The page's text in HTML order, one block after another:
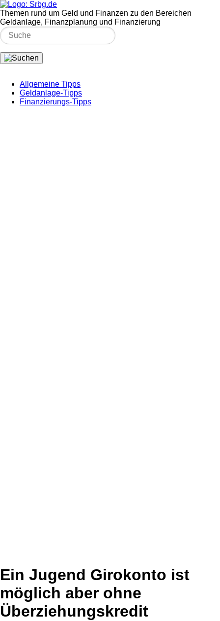
Themen rund um Geld und Finanzen zu den Bereichen
Geldanlage, Finanzplanung und Finanzierung
Allgemeine Tipps
Geldanlage-Tipps
Finanzierungs-Tipps
Ein Jugend Girokonto ist
möglich aber ohne
Überziehungskredit